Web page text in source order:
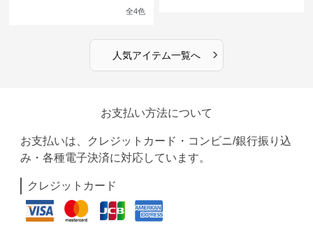
全4色
人気アイテム一覧へ ›
お支払い方法について
お支払いは、クレジットカード・コンビニ/銀行振り込
み・各種電子決済に対応しています。
クレジットカード